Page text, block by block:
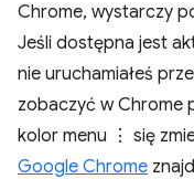
Chrome, wystarczy
Jeśli dostępna jest
nie uruchamiałeś
zobaczyć w Chrome
kolor menu ⋮ się
Google Chrome